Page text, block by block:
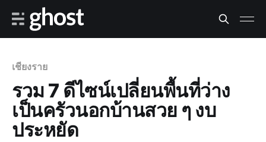
เชียงราย
รวม 7 ดีไซน์เปลี่ยนพื้นที่ว่าง
เป็นครัวนอกบ้านสวย ๆ งบ
ประหยัด